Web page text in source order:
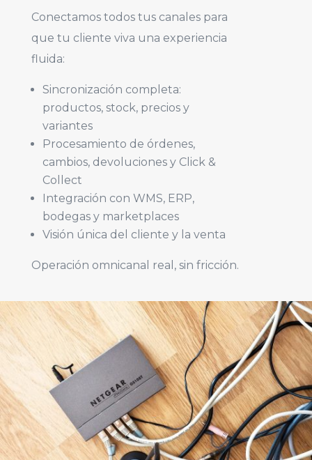
Conectamos todos tus canales para
que tu cliente viva una experiencia
fluida:
Sincronización completa:
productos, stock, precios y
variantes
Procesamiento de órdenes,
cambios, devoluciones y Click &
Collect
Integración con WMS, ERP,
bodegas y marketplaces
Visión única del cliente y la venta
Operación omnicanal real, sin fricción.